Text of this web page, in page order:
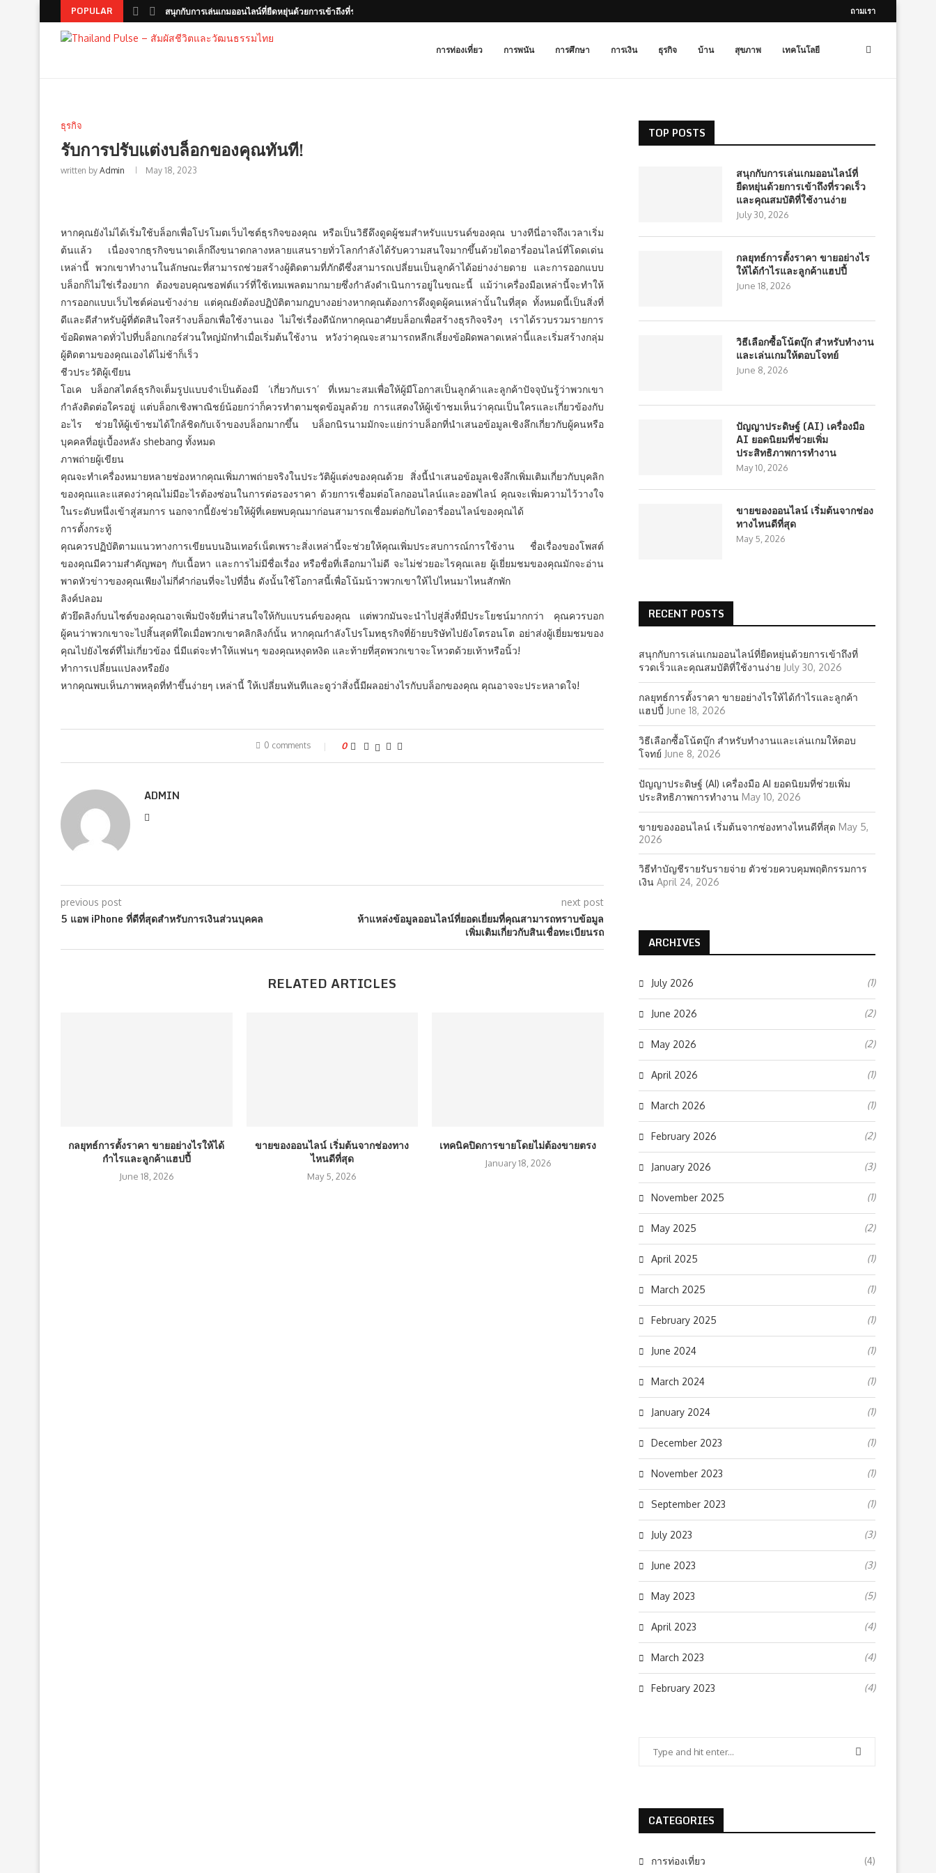
POPULAR สนุกกับการเล่นเกมออนไลน์ที่ยืดหยุ่นด้วยการเข้าถึงที่รวดเร็วและคุณสมบัติที่ใช้งานง่าย ถามเรา
การท่องเที่ยว การพนัน การศึกษา การเงิน ธุรกิจ บ้าน สุขภาพ เทคโนโลยี
ธุรกิจ
รับการปรับแต่งบล็อกของคุณทันที!
written by Admin May 18, 2023
หากคุณยังไม่ได้เริ่มใช้บล็อกเพื่อโปรโมตเว็บไซต์ธุรกิจของคุณ หรือเป็นวิธีดึงดูดผู้ชมสำหรับแบรนด์ของคุณ บางทีนี่อาจถึงเวลาเริ่ม
ต้นแล้ว เนื่องจากธุรกิจขนาดเล็กถึงขนาดกลางหลายแสนรายทั่วโลกกำลังได้รับความสนใจมากขึ้นด้วยไดอารี่ออนไลน์ที่โดดเด่น
เหล่านี้ พวกเขาทำงานในลักษณะที่สามารถช่วยสร้างผู้ติดตามที่ภักดีซึ่งสามารถเปลี่ยนเป็นลูกค้าได้อย่างง่ายดาย และการออกแบบ
บล็อกก็ไม่ใช่เรื่องยาก ต้องขอบคุณซอฟต์แวร์ที่ใช้เทมเพลตมากมายซึ่งกำลังดำเนินการอยู่ในขณะนี้ แม้ว่าเครื่องมือเหล่านี้จะทำให้
การออกแบบเว็บไซต์ค่อนข้างง่าย แต่คุณยังต้องปฏิบัติตามกฎบางอย่างหากคุณต้องการดึงดูดผู้คนเหล่านั้นในที่สุด ทั้งหมดนี้เป็นสิ่งที่
ดีและดีสำหรับผู้ที่ตัดสินใจสร้างบล็อกเพื่อใช้งานเอง ไม่ใช่เรื่องดีนักหากคุณอาศัยบล็อกเพื่อสร้างธุรกิจจริงๆ เราได้รวบรวมรายการ
ข้อผิดพลาดทั่วไปที่บล็อกเกอร์ส่วนใหญ่มักทำเมื่อเริ่มต้นใช้งาน หวังว่าคุณจะสามารถหลีกเลี่ยงข้อผิดพลาดเหล่านี้และเริ่มสร้างกลุ่ม
ผู้ติดตามของคุณเองได้ไม่ช้าก็เร็ว
ชีวประวัติผู้เขียน
โอเค บล็อกสไตล์ธุรกิจเต็มรูปแบบจำเป็นต้องมี ‘เกี่ยวกับเรา’ ที่เหมาะสมเพื่อให้ผู้มีโอกาสเป็นลูกค้าและลูกค้าปัจจุบันรู้ว่าพวกเขา
กำลังติดต่อใครอยู่ แต่บล็อกเชิงพาณิชย์น้อยกว่าก็ควรทำตามชุดข้อมูลด้วย การแสดงให้ผู้เข้าชมเห็นว่าคุณเป็นใครและเกี่ยวข้องกับ
อะไร ช่วยให้ผู้เข้าชมได้ใกล้ชิดกับเจ้าของบล็อกมากขึ้น บล็อกนิรนามมักจะแย่กว่าบล็อกที่นำเสนอข้อมูลเชิงลึกเกี่ยวกับผู้คนหรือ
บุคคลที่อยู่เบื้องหลัง shebang ทั้งหมด
ภาพถ่ายผู้เขียน
คุณจะทำเครื่องหมายหลายช่องหากคุณเพิ่มภาพถ่ายจริงในประวัติผู้แต่งของคุณด้วย สิ่งนี้นำเสนอข้อมูลเชิงลึกเพิ่มเติมเกี่ยวกับบุคลิก
ของคุณและแสดงว่าคุณไม่มีอะไรต้องซ่อนในการต่อรองราคา ด้วยการเชื่อมต่อโลกออนไลน์และออฟไลน์ คุณจะเพิ่มความไว้วางใจ
ในระดับหนึ่งเข้าสู่สมการ นอกจากนี้ยังช่วยให้ผู้ที่เคยพบคุณมาก่อนสามารถเชื่อมต่อกับไดอารี่ออนไลน์ของคุณได้
การตั้งกระทู้
คุณควรปฏิบัติตามแนวทางการเขียนบนอินเทอร์เน็ตเพราะสิ่งเหล่านี้จะช่วยให้คุณเพิ่มประสบการณ์การใช้งาน ชื่อเรื่องของโพสต์
ของคุณมีความสำคัญพอๆ กับเนื้อหา และการไม่มีชื่อเรื่อง หรือชื่อที่เลือกมาไม่ดี จะไม่ช่วยอะไรคุณเลย ผู้เยี่ยมชมของคุณมักจะอ่าน
พาดหัวข่าวของคุณเพียงไม่กี่คำก่อนที่จะไปที่อื่น ดังนั้นใช้โอกาสนี้เพื่อโน้มน้าวพวกเขาให้ไปไหนมาไหนสักพัก
ลิงค์ปลอม
ตัวยึดลิงก์บนไซต์ของคุณอาจเพิ่มปัจจัยที่น่าสนใจให้กับแบรนด์ของคุณ แต่พวกมันจะนำไปสู่สิ่งที่มีประโยชน์มากกว่า คุณควรบอก
ผู้คนว่าพวกเขาจะไปสิ้นสุดที่ใดเมื่อพวกเขาคลิกลิงก์นั้น หากคุณกำลังโปรโมทธุรกิจที่ย้ายบริษัทไปยังโตรอนโต อย่าส่งผู้เยี่ยมชมของ
คุณไปยังไซต์ที่ไม่เกี่ยวข้อง นี่มีแต่จะทำให้แฟนๆ ของคุณหงุดหงิด และท้ายที่สุดพวกเขาจะโหวตด้วยเท้าหรือนิ้ว!
ทำการเปลี่ยนแปลงหรือยัง
หากคุณพบเห็นภาพหลุดที่ทำขึ้นง่ายๆ เหล่านี้ ให้เปลี่ยนทันทีและดูว่าสิ่งนี้มีผลอย่างไรกับบล็อกของคุณ คุณอาจจะประหลาดใจ!
0 comments 0
ADMIN
previous post
5 แอพ iPhone ที่ดีที่สุดสำหรับการเงินส่วนบุคคล
next post
ห้าแหล่งข้อมูลออนไลน์ที่ยอดเยี่ยมที่คุณสามารถทราบข้อมูล
เพิ่มเติมเกี่ยวกับสินเชื่อทะเบียนรถ
RELATED ARTICLES
กลยุทธ์การตั้งราคา ขายอย่างไรให้ได้
กำไรและลูกค้าแฮปปี้
June 18, 2026
ขายของออนไลน์ เริ่มต้นจากช่องทาง
ไหนดีที่สุด
May 5, 2026
เทคนิคปิดการขายโดยไม่ต้องขายตรง
January 18, 2026
TOP POSTS
สนุกกับการเล่นเกมออนไลน์ที่
ยืดหยุ่นด้วยการเข้าถึงที่รวดเร็ว
และคุณสมบัติที่ใช้งานง่าย
July 30, 2026
กลยุทธ์การตั้งราคา ขายอย่างไร
ให้ได้กำไรและลูกค้าแฮปปี้
June 18, 2026
วิธีเลือกซื้อโน้ตบุ๊ก สำหรับทำงาน
และเล่นเกมให้ตอบโจทย์
June 8, 2026
ปัญญาประดิษฐ์ (AI) เครื่องมือ
AI ยอดนิยมที่ช่วยเพิ่ม
ประสิทธิภาพการทำงาน
May 10, 2026
ขายของออนไลน์ เริ่มต้นจากช่อง
ทางไหนดีที่สุด
May 5, 2026
RECENT POSTS
สนุกกับการเล่นเกมออนไลน์ที่ยืดหยุ่นด้วยการเข้าถึงที่
รวดเร็วและคุณสมบัติที่ใช้งานง่าย July 30, 2026
กลยุทธ์การตั้งราคา ขายอย่างไรให้ได้กำไรและลูกค้า
แฮปปี้ June 18, 2026
วิธีเลือกซื้อโน้ตบุ๊ก สำหรับทำงานและเล่นเกมให้ตอบ
โจทย์ June 8, 2026
ปัญญาประดิษฐ์ (AI) เครื่องมือ AI ยอดนิยมที่ช่วยเพิ่ม
ประสิทธิภาพการทำงาน May 10, 2026
ขายของออนไลน์ เริ่มต้นจากช่องทางไหนดีที่สุด May 5,
2026
วิธีทำบัญชีรายรับรายจ่าย ตัวช่วยควบคุมพฤติกรรมการ
เงิน April 24, 2026
ARCHIVES
July 2026 (1)
June 2026 (2)
May 2026 (2)
April 2026 (1)
March 2026 (1)
February 2026 (2)
January 2026 (3)
November 2025 (1)
May 2025 (2)
April 2025 (1)
March 2025 (1)
February 2025 (1)
June 2024 (1)
March 2024 (1)
January 2024 (1)
December 2023 (1)
November 2023 (1)
September 2023 (1)
July 2023 (3)
June 2023 (3)
May 2023 (5)
April 2023 (4)
March 2023 (4)
February 2023 (4)
CATEGORIES
การท่องเที่ยว (4)